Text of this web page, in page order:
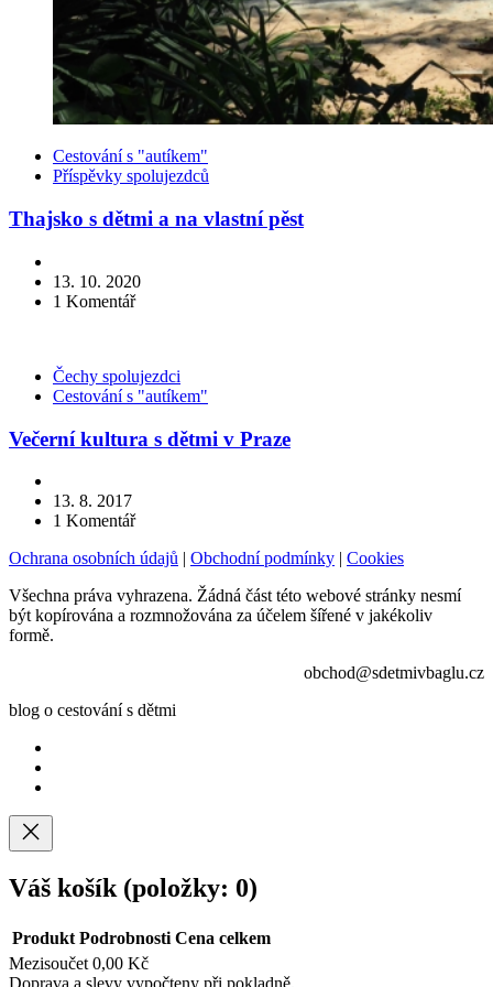
KategorieCestování s "autíkem"
Příspěvky spolujezdců
Thajsko s dětmi a na vlastní pěst
13. 10. 2020
1 Komentář
KategorieČechy spolujezdci
Cestování s "autíkem"
Večerní kultura s dětmi v Praze
13. 8. 2017
1 Komentář
Ochrana osobních údajů | Obchodní podmínky | Cookies
Všechna práva vyhrazena. Žádná část této webové stránky nesmí
být kopírována a rozmnožována za účelem šířené v jakékoliv
formě.
obchod@sdetmivbaglu.cz
blog o cestování s dětmi
Váš košík (položky: 0)
Produkt Podrobnosti Cena celkem
Mezisoučet 0,00 Kč
Doprava a slevy vypočteny při pokladně.